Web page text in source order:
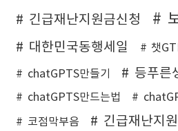
긴급재난지원금신청
대한민국동행세일 챗
chatGPTS만들기 등푸른
chatGPTS만드는법
코점막부음
긴급재난지